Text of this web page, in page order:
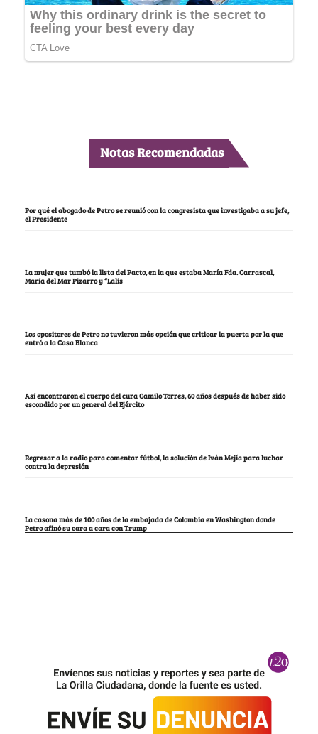
Notas Recomendadas
Por qué el abogado de Petro se reunió con la congresista que investigaba a su jefe,
el Presidente
La mujer que tumbó la lista del Pacto, en la que estaba María Fda. Carrascal,
María del Mar Pizarro y “Lalis
Los opositores de Petro no tuvieron más opción que criticar la puerta por la que
entró a la Casa Blanca
Así encontraron el cuerpo del cura Camilo Torres, 60 años después de haber sido
escondido por un general del Ejército
Regresar a la radio para comentar fútbol, la solución de Iván Mejía para luchar
contra la depresión
La casona más de 100 años de la embajada de Colombia en Washington donde
Petro afinó su cara a cara con Trump